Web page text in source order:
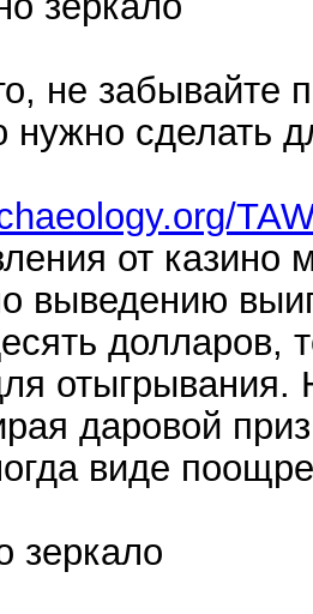
не забывайте
нужно сделать
от казино
выведению
долларов,
отыгрывания.
даровой
виде
зеркало